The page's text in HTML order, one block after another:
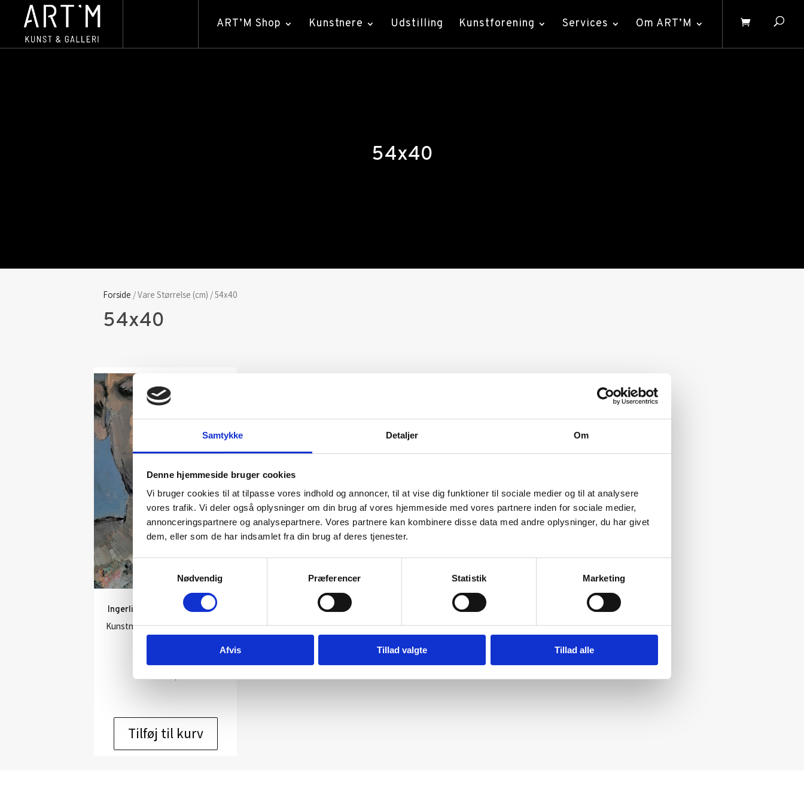
Samtykke Detaljer Om
Denne hjemmeside bruger cookies
Vi bruger cookies til at tilpasse vores indhold og annoncer, til at vise dig funktioner til sociale medier og til at analysere
vores trafik. Vi deler også oplysninger om din brug af vores hjemmeside med vores partnere inden for sociale medier,
annonceringspartnere og analysepartnere. Vores partnere kan kombinere disse data med andre oplysninger, du har givet
dem, eller som de har indsamlet fra din brug af deres tjenester.
Samtykkevalg
Nødvendig
Præferencer Statistik Marketing
Afvis Tillad valgte Tillad alle
ART’M Shop Kunstnere Udstilling Kunstforening Services Om ART’M
54x40
Forside / Vare Størrelse (cm) / 54x40
54x40
Ingerlise Vikne: “Young Boy”
Kunstner: Ingerlise Vikne –
Tilføj til kurv